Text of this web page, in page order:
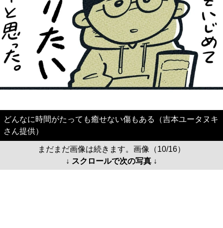
どんなに時間がたっても癒せない傷もある（吉本ユータヌキ
さん提供）
まだまだ画像は続きます。画像（10/16）
↓ スクロールで次の写真 ↓